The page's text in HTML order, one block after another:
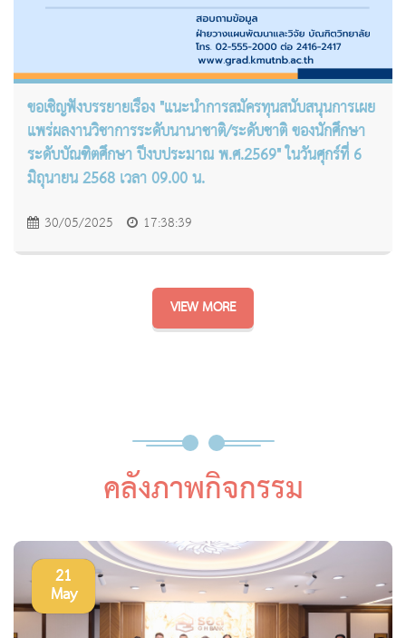
ขอเชิญฟังบรรยายเรื่อง "แนะนำการสมัครทุนสนับสนุนการเผย
แพร่ผลงานวิชาการระดับนานาชาติ/ระดับชาติ ของนักศึกษา
ระดับบัณฑิตศึกษา ปีงบประมาณ พ.ศ.2569" ในวันศุกร์ที่ 6
มิถุนายน 2568 เวลา 09.00 น.
30/05/2025 17:38:39
VIEW MORE
คลังภาพกิจกรรม
21
May